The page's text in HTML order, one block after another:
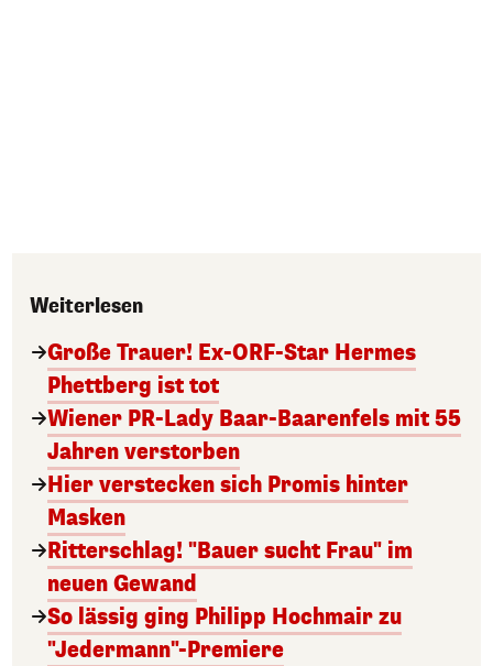
Weiterlesen
Große Trauer! Ex-ORF-Star Hermes
Phettberg ist tot
Wiener PR-Lady Baar-Baarenfels mit 55
Jahren verstorben
Hier verstecken sich Promis hinter
Masken
Ritterschlag! "Bauer sucht Frau" im
neuen Gewand
So lässig ging Philipp Hochmair zu
"Jedermann"-Premiere